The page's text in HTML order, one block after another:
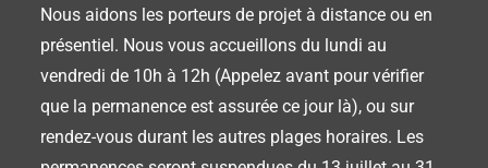
Nous aidons les porteurs de projet à distance ou en
présentiel. Nous vous accueillons du lundi au
vendredi de 10h à 12h (Appelez avant pour vérifier
que la permanence est assurée ce jour là), ou sur
rendez-vous durant les autres plages horaires. Les